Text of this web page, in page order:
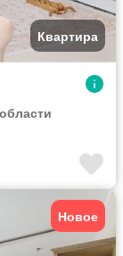
Квартира
Новое